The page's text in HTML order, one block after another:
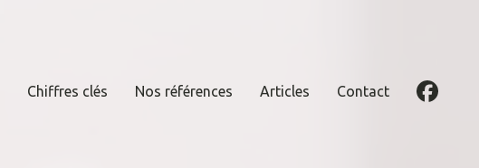
Chiffres clés Nos références Articles Contact